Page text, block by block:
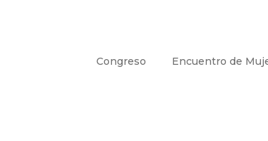
Congreso Encuentro de